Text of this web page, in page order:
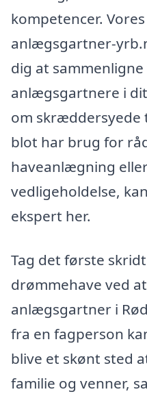
kompetencer.
anlægsgartner-
dig at
anlægsgartnere i
om skræddersyede
blot har brug for
haveanlægning
vedligeholdelse,
ekspert her.
Tag det første
drømmehave ved
anlægsgartner i
fra en fagperson
blive et skønt sted
familie og venner,